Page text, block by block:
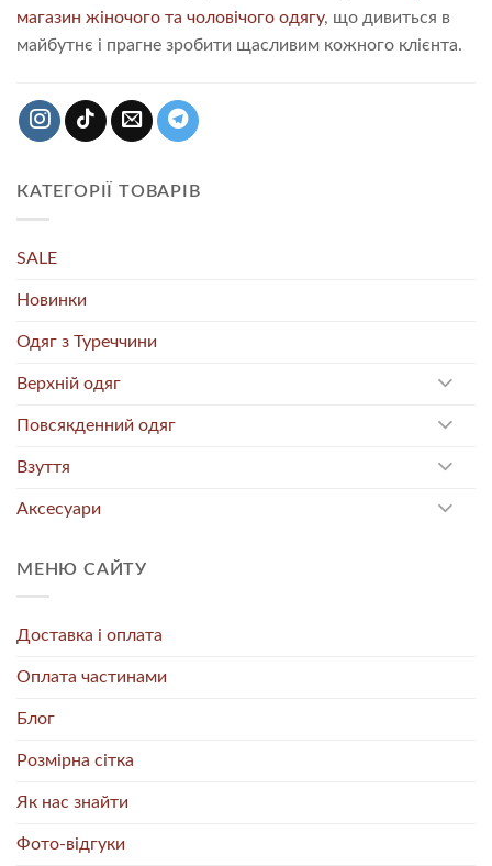
магазин жіночого та чоловічого одягу, що дивиться в
майбутнє і прагне зробити щасливим кожного клієнта.
КАТЕГОРІЇ ТОВАРІВ
SALE
Новинки
Одяг з Туреччини
Верхній одяг
Повсякденний одяг
Взуття
Аксесуари
МЕНЮ САЙТУ
Доставка і оплата
Оплата частинами
Блог
Розмірна сітка
Як нас знайти
Фото-відгуки